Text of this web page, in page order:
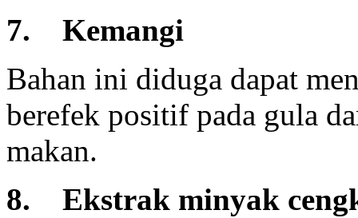
7. Kemangi
Bahan ini diduga dapat
berefek positif pada gula
makan.
8. Ekstrak minyak